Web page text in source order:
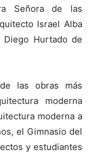
Señora de las
Israel Alba
Hurtado de
las obras más
moderna
moderna a
el Gimnasio del
y estudiantes